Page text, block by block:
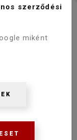
MOSDÓ
szerződési
miként